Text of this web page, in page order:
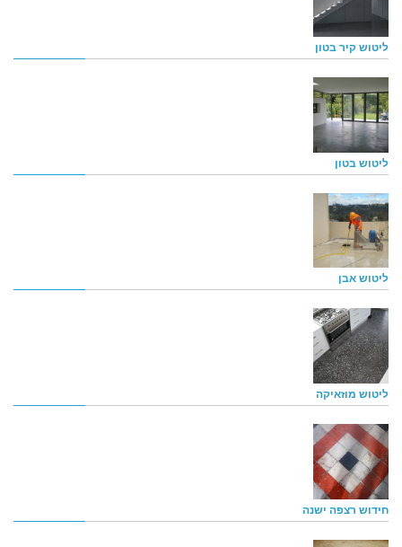
ליטוש קיר בטון
ליטוש בטון
ליטוש אבן
ליטוש מוזאיקה
חידוש רצפה ישנה